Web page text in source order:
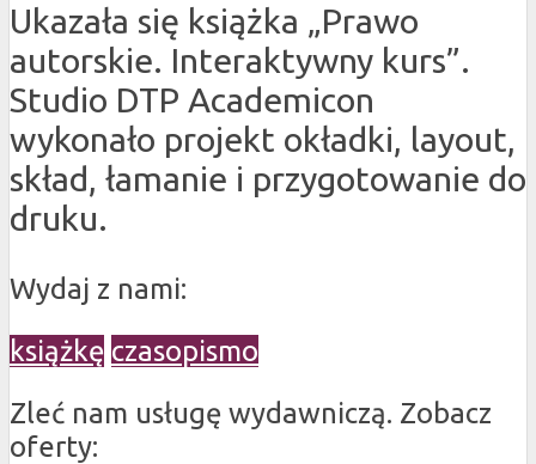
Ukazała się książka „Prawo
autorskie. Interaktywny kurs”.
Studio DTP Academicon
wykonało projekt okładki, layout,
skład, łamanie i przygotowanie do
druku.
Wydaj z nami:
książkę czasopismo
Zleć nam usługę wydawniczą. Zobacz
oferty: